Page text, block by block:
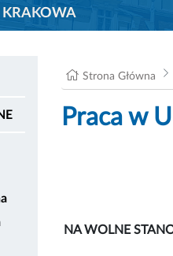
KRAKOWA
Strona Główna
Praca w
NA WOLNE